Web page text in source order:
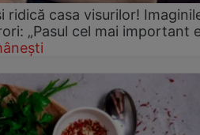
ridică casa visurilor!
„Pasul cel mai important